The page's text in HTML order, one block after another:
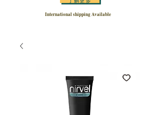
International shipping Available